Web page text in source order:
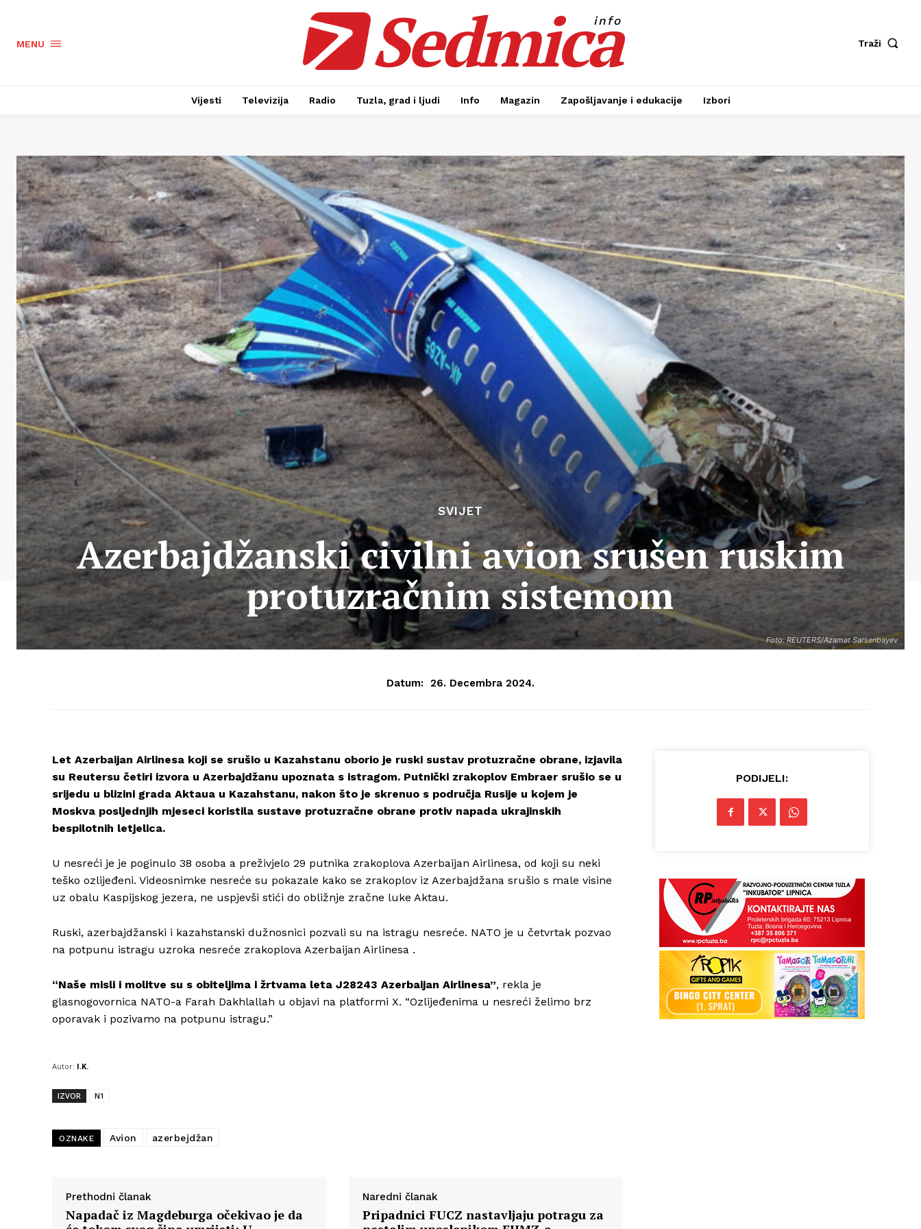
Info
MENU Sedmica
info
Traži
Vijesti Televizija Radio Tuzla, grad i ljudi Info Magazin Zapošljavanje i edukacije Izbori
Foto: REUTERS/Azamat Sarsenbayev
SVIJET
Azerbajdžanski civilni avion srušen ruskim
protuzračnim sistemom
Datum: 26. Decembra 2024.
Let Azerbaijan Airlinesa koji se srušio u Kazahstanu oborio je ruski sustav protuzračne obrane, izjavila
su Reutersu četiri izvora u Azerbajdžanu upoznata s istragom. Putnički zrakoplov Embraer srušio se u
srijedu u blizini grada Aktaua u Kazahstanu, nakon što je skrenuo s područja Rusije u kojem je
Moskva posljednjih mjeseci koristila sustave protuzračne obrane protiv napada ukrajinskih
bespilotnih letjelica.
U nesreći je je poginulo 38 osoba a preživjelo 29 putnika zrakoplova Azerbaijan Airlinesa, od koji su neki
teško ozlijeđeni. Videosnimke nesreće su pokazale kako se zrakoplov iz Azerbajdžana srušio s male visine
uz obalu Kaspijskog jezera, ne uspjevši stići do obližnje zračne luke Aktau.
Ruski, azerbajdžanski i kazahstanski dužnosnici pozvali su na istragu nesreće. NATO je u četvrtak pozvao
na potpunu istragu uzroka nesreće zrakoplova Azerbaijan Airlinesa .
“Naše misli i molitve su s obiteljima i žrtvama leta J28243 Azerbaijan Airlinesa”, rekla je
glasnogovornica NATO-a Farah Dakhlallah u objavi na platformi X. “Ozlijeđenima u nesreći želimo brz
oporavak i pozivamo na potpunu istragu.”
Autor: I.K.
IZVOR N1
OZNAKE Avion azerbejdžan
Prethodni članak
Napadač iz Magdeburga očekivao je da
Naredni članak
Pripadnici FUCZ nastavljaju potragu za
PODIJELI: